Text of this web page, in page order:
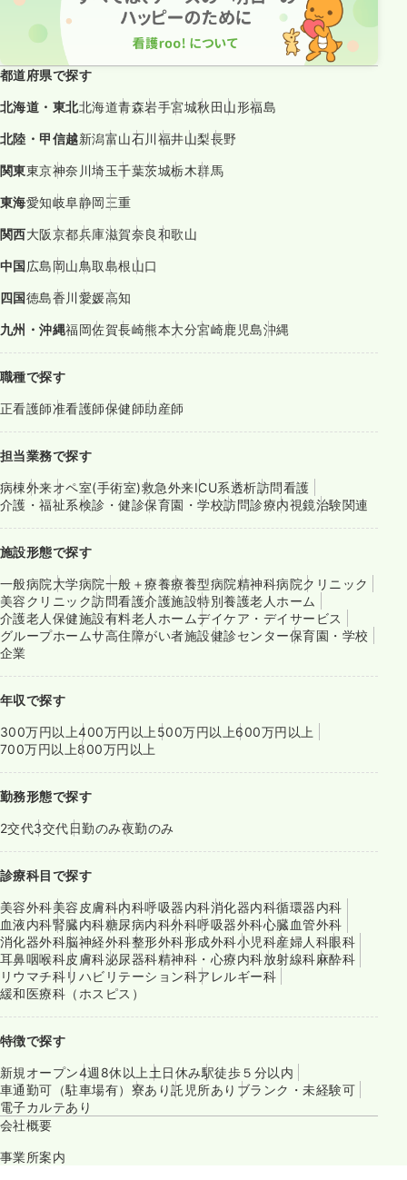
都道府県で探す
北海道・東北北海道青森岩手宮城秋田山形福島
北陸・甲信越新潟富山石川福井山梨長野
関東東京神奈川埼玉千葉茨城栃木群馬
東海愛知岐阜静岡三重
関西大阪京都兵庫滋賀奈良和歌山
中国広島岡山鳥取島根山口
四国徳島香川愛媛高知
九州・沖縄福岡佐賀長崎熊本大分宮崎鹿児島沖縄
職種で探す
正看護師准看護師保健師助産師
担当業務で探す
病棟外来オペ室(手術室)救急外来ICU系透析訪問看護
介護・福祉系検診・健診保育園・学校訪問診療内視鏡治験関連
施設形態で探す
一般病院大学病院一般＋療養療養型病院精神科病院クリニック
美容クリニック訪問看護介護施設特別養護老人ホーム
介護老人保健施設有料老人ホームデイケア・デイサービス
グループホームサ高住障がい者施設健診センター保育園・学校
企業
年収で探す
300万円以上400万円以上 500万円以上600万円以上
700万円以上800万円以上
勤務形態で探す
2交代3交代日勤のみ夜勤のみ
診療科目で探す
美容外科美容皮膚科内科呼吸器内科消化器内科循環器内科
血液内科腎臓内科糖尿病内科外科呼吸器外科心臓血管外科
消化器外科脳神経外科整形外科形成外科小児科産婦人科眼科
耳鼻咽喉科皮膚科泌尿器科精神科・心療内科放射線科麻酔科
リウマチ科リハビリテーション科アレルギー科
緩和医療科（ホスピス）
特徴で探す
新規オープン4週8休以上 土日休み駅徒歩５分以内
車通勤可（駐車場有） 寮あり託児所あり ブランク・未経験可
電子カルテあり
会社概要
事業所案内